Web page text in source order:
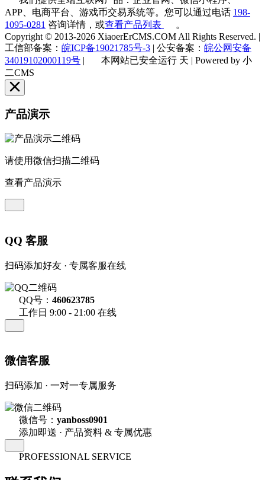
APP、电商平台、游戏币交易系统等。您可以通过电话 198-
1095-0281 咨询详情，或查看产品列表
。
Copyright © 2013-2026 XiaoerErCMS.COM All Rights Reserved. |
工信部备案： 皖ICP备19021785号-3 | 公安备案： 皖公网安备
34019102000119号 | 本网站已安全运行 天 | Powered by 小
二CMS
产品演示
请使用微信扫描二维码
查看产品演示
QQ 客服
扫码添加好友 · 专属客服在线
QQ号： 460623785
工作日 9:00 - 21:00 在线
微信客服
扫码添加 · 一对一专属服务
微信号： yanboss0901
添加即送 · 产品资料 & 专属优惠
PROFESSIONAL SERVICE